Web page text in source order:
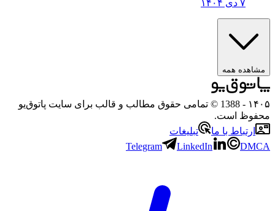
۷ دی ۱۴۰۴
مشاهده همه
۱۴۰۵
- 1388 © تمامی حقوق مطالب و قالب برای سایت پاتوق‌یو
محفوظ است.
ارتباط با ما
تبلیغات
Telegram
LinkedIn DMCA